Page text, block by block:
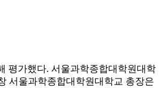
평가했다. 서울과학종합대학원대학
서울과학종합대학원대학교 총장은